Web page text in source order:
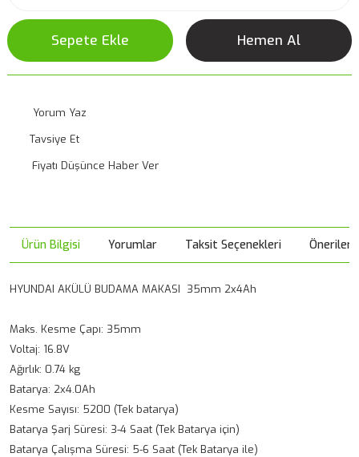
Sepete Ekle Hemen Al
Yorum Yaz
Tavsiye Et
Fiyatı Düşünce Haber Ver
Ürün Bilgisi Yorumlar Taksit Seçenekleri
HYUNDAI AKÜLÜ BUDAMA MAKASI 35mm 2x4Ah
Maks. Kesme Çapı: 35mm
Voltaj: 16.8V
Ağırlık: 0.74 kg
Batarya: 2x4.0Ah
Kesme Sayısı: 5200 (Tek batarya)
Batarya Şarj Süresi: 3-4 Saat (Tek Batarya için)
Batarya Çalışma Süresi: 5-6 Saat (Tek Batarya ile)